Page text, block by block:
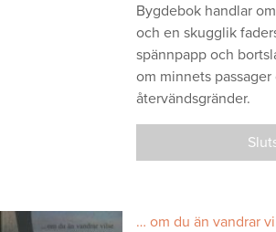
Bygdebok handlar
och en skugglik
spännpapp och
om minnets passager
återvändsgränder.
… om du än vandrar